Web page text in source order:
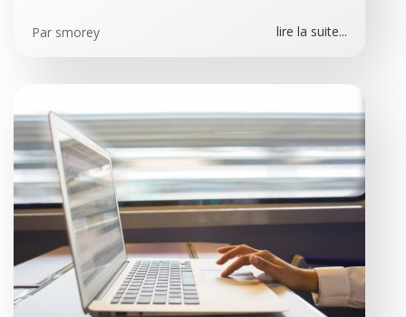
Par smorey lire la suite...